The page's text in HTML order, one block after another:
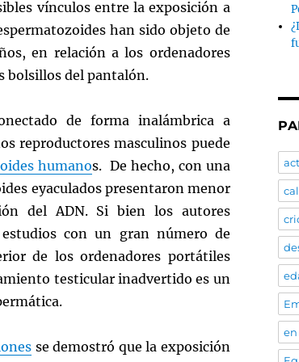
vínculos entre la exposición a
han sido objeto de
en relación a los ordenadores
bolsillos del pantalón.
de forma inalámbrica a
reproductores masculinos puede
humanos. De hecho, con una
eyaculados presentaron menor
del ADN. Si bien los autores
con un gran número de
de los ordenadores portátiles
testicular inadvertido es un
se demostró que la exposición